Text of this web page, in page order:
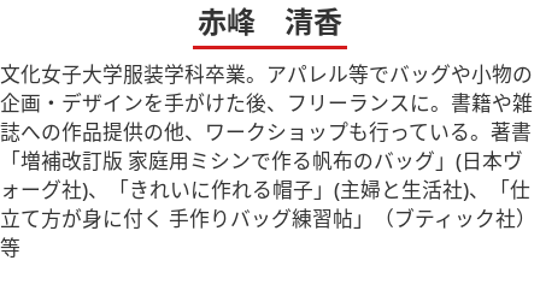
赤峰 清香
文化女子大学服装学科卒業。アパレル等でバッグや小物の
企画・デザインを手がけた後、フリーランスに。書籍や雑
誌への作品提供の他、ワークショップも行っている。著書
「増補改訂版 家庭用ミシンで作る帆布のバッグ」(日本ヴ
ォーグ社)、「きれいに作れる帽子」(主婦と生活社)、「仕
立て方が身に付く 手作りバッグ練習帖」（ブティック社）
等